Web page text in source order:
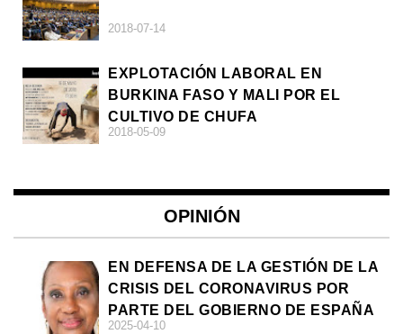
2018-07-14
EXPLOTACIÓN LABORAL EN
BURKINA FASO Y MALI POR EL
CULTIVO DE CHUFA
2018-05-09
OPINIÓN
EN DEFENSA DE LA GESTIÓN DE LA
CRISIS DEL CORONAVIRUS POR
PARTE DEL GOBIERNO DE ESPAÑA
2025-04-10